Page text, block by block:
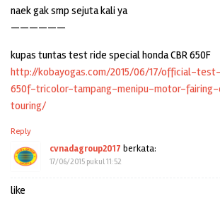
naek gak smp sejuta kali ya
——————
kupas tuntas test ride special honda CBR 650F
http://kobayogas.com/2015/06/17/official-
650f-tricolor-tampang-menipu-motor-
touring/
Reply
cvnadagroup2017 berkata:
17/06/2015 pukul 11:52
like